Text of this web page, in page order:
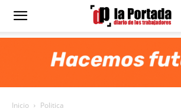
Diario
Inicio Politica